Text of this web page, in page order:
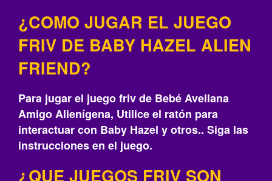
¿COMO JUGAR EL JUEGO
FRIV DE BABY HAZEL ALIEN
FRIEND?
Para jugar el juego friv de Bebé Avellana
Amigo Alienígena, Utilice el ratón para
interactuar con Baby Hazel y otros.. Siga las
instrucciones en el juego.
¿QUE JUEGOS FRIV SON